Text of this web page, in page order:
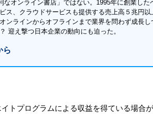
なオンライン書店」ではない。1995年に創業した
ス、クラウドサービスも提供する売上高５兆円以
ンラインからオフラインまで業界を問わず成長し
迎え撃つ日本企業の動向にも迫った。
ら
トプログラムによる収益を得ている場合